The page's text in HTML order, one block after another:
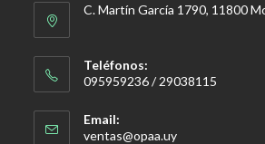
C. Martín García 1790, 11800
Teléfonos:
095959236 / 29038115
Email:
ventas@opaa.uySe